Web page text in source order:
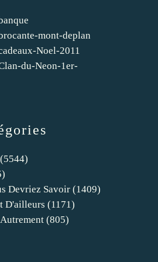
(5544)
Devriez Savoir (1409)
D'ailleurs (1171)
(805)
mont-deplan
Noel-2011
du-Neon-1er-